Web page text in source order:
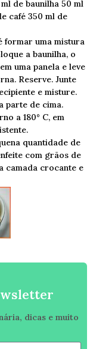
de baunilha 50 ml
café 350 ml de
formar uma mistura
a baunilha, o
uma panela e leve
Reserve. Junte
e misture.
parte de cima.
a 180° C, em
quantidade de
com grãos de
camada crocante e
dicas e muito